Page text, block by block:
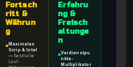
Fortsch
ritt &
Währun
g
● Maximales
Scrip & Intel
— Setzt alle
Lauf-
Erfahru
ng &
Freisch
altunge
n
●Verdienstpu
nkte-
Multiplikator